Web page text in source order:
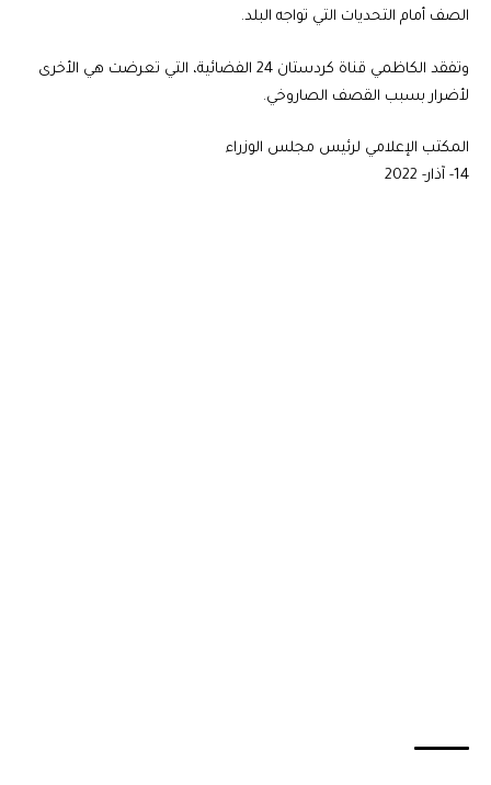
الصف أمام التحديات التي تواجه البلد.
وتفقد الكاظمي قناة كردستان 24 الفضائية، التي تعرضت هي الأخرى
لأضرار بسبب القصف الصاروخي.
المكتب الإعلامي لرئيس مجلس الوزراء
14- آذار- 2022